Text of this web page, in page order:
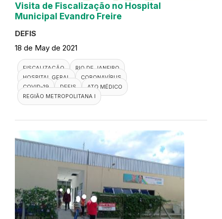
Visita de Fiscalização no Hospital
Municipal Evandro Freire
DEFIS
18 de May de 2021
FISCALIZAÇÃO
RIO DE JANEIRO
HOSPITAL GERAL
CORONAVÍRUS
COVID-19
DEFIS
ATO MÉDICO
REGIÃO METROPOLITANA I